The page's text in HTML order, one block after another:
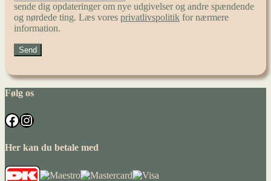
sende dig opdateringer om nye udgivelser og andre spændende
og nørdede ting. Læs vores privatlivspolitik for nærmere
information.
Følg os
Facebook
Instagram
Her kan du betale med